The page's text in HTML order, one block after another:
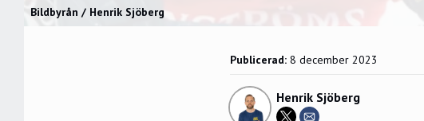
Bildbyrån / Henrik Sjöberg
Publicerad: 8 december 2023
Henrik Sjöberg